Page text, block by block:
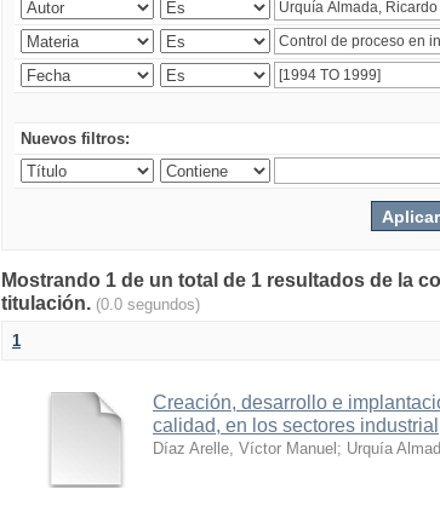
Nuevos filtros:
Mostrando 1 de un total de 1 resultados de la
titulación. (0.0 segundos)
1
Creación, desarrollo e
calidad, en los sectores
Díaz Arelle, Víctor Manuel ; Urquía